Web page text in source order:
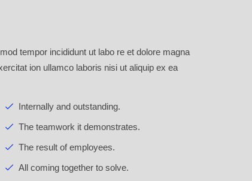
tempor incididunt ut labo re et dolore magna
ion ullamco laboris nisi ut aliquip ex ea
Internally and outstanding.
The teamwork it demonstrates.
The result of employees.
All coming together to solve.